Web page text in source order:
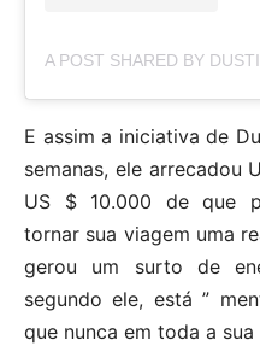
E assim a iniciativa de
semanas, ele arrecadou
US $ 10.000 de que
tornar sua viagem uma
gerou um surto de
segundo ele, está ”
que nunca em toda a sua